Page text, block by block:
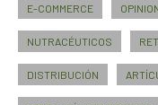
E-COMMERCE
NUTRACÉUTICOS
DISTRIBUCIÓN